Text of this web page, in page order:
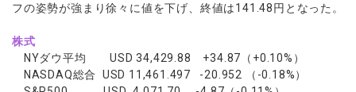
フの姿勢が強まり徐々に値を下げ、終値は141.48円となった。
株式
NYダウ平均 USD 34,429.88 +34.87（+0.10%）
NASDAQ総合 USD 11,461.497 -20.952 （-0.18%）